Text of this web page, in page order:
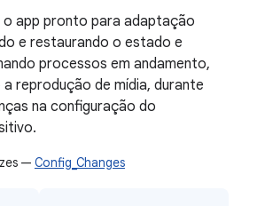
o app pronto para adaptação
e restaurando o estado e
processos em andamento,
reprodução de mídia, durante
na configuração do
— Config_Changes